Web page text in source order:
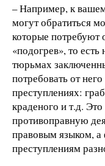
– Например, к
могут обратиться
которые потребуют
«подогрев», то
тюрьмах
потребовать от
преступлениях:
краденого и т.д.
противоправную
правовым языком, а
преступлениям